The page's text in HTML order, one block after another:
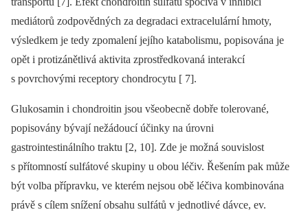
mediátorů zodpovědných za degradaci extracelulární hmoty,
výsledkem je tedy zpomalení jejího katabolismu, popisována je
opět i protizánětlivá aktivita zprostředkovaná interakcí
s povrchovými receptory chondrocytu [ 7].
Glukosamin i chondroitin jsou všeobecně dobře tolerované,
popisovány bývají nežádoucí účinky na úrovni
gastrointestinálního traktu [2, 10]. Zde je možná souvislost
s přítomností sulfátové skupiny u obou léčiv. Řešením pak může
být volba přípravku, ve kterém nejsou obě léčiva kombinována
právě s cílem snížení obsahu sulfátů v jednotlivé dávce, ev.